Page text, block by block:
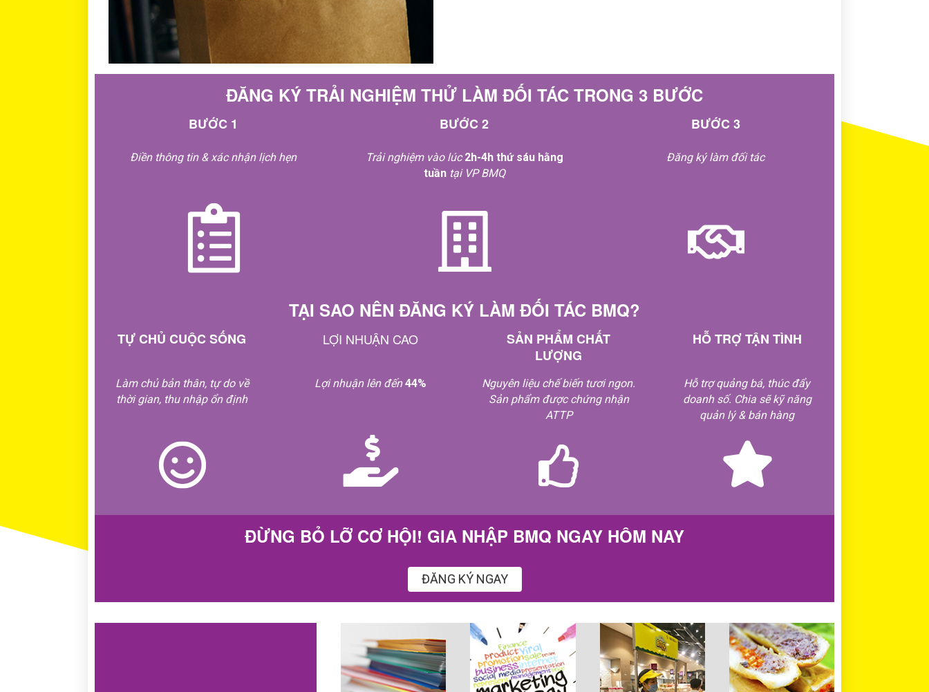
ĐĂNG KÝ TRẢI NGHIỆM THỬ LÀM ĐỐI TÁC TRONG 3 BƯỚC
BƯỚC 1
Điền thông tin & xác nhận lịch hẹn
BƯỚC 2
Trải nghiệm vào lúc2h-4h thứ sáu hằng
tuần tại VP BMQ
BƯỚC 3
Đăng ký làm đối tác
TẠI SAO NÊN ĐĂNG KÝ LÀM ĐỐI TÁC BMQ?
TỰ CHỦ CUỘC SỐNG
Làm chủ bản thân, tự do về
thời gian, thu nhập ổn định
LỢI NHUẬN CAO
Lợi nhuận lên đến44%
SẢN PHẨM CHẤT
LƯỢNG
Nguyên liệu chế biến tươi ngon.
Sản phẩm được chứng nhận
ATTP
HỖ TRỢ TẬN TÌNH
Hỗ trợ quảng bá, thúc đẩy
doanh số. Chia sẽ kỹ năng
quản lý & bán hàng
ĐỪNG BỎ LỠ CƠ HỘI! GIA NHẬP BMQ NGAY HÔM NAY
ĐĂNG KÝ NGAY